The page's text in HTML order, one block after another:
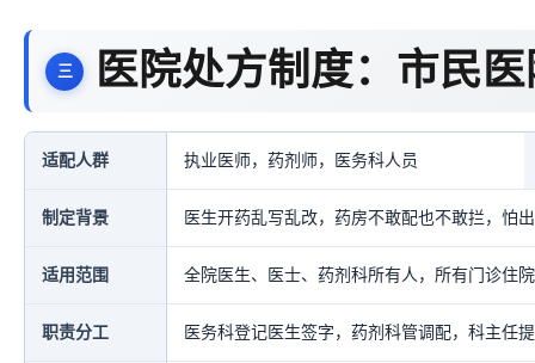
医院处方制度：市民
适配人群 执业医师，药剂师，医务科人员
制定背景 医生开药乱写乱改，药房不敢配也不敢拦，怕
适用范围 全院医生、医士、药剂科所有人，所有门诊住
职责分工 医务科登记医生签字，药剂科管调配，科主任